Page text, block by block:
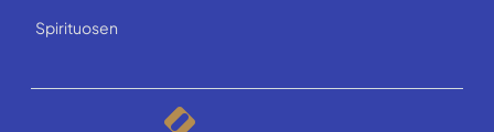
Spirituosen